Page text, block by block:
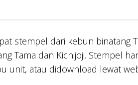
stempel dari kebun binatang
Tama dan Kichijoji. Stempel
unit, atau didownload lewat